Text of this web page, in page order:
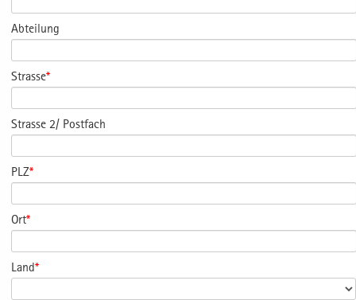
Abteilung
Strasse*
Strasse 2/ Postfach
PLZ*
Ort*
Land*